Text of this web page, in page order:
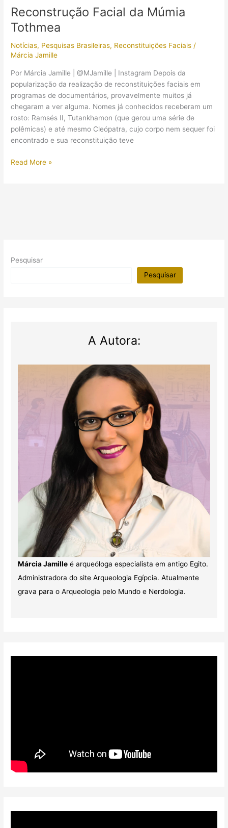
Egípcios,
Volume
(Osíris),
está
nas
bancas
Reconstrução Facial da Múmia
Tothmea
Notícias, Pesquisas Brasileiras, Reconstituições Faciais /
Márcia Jamille
Por Márcia Jamille | @MJamille | Instagram Depois da
popularização da realização de reconstituições faciais em
programas de documentários, provavelmente muitos já
chegaram a ver alguma. Nomes já conhecidos receberam um
rosto: Ramsés II, Tutankhamon (que gerou uma série de
polêmicas) e até mesmo Cleópatra, cujo corpo nem sequer foi
encontrado e sua reconstituição teve
Reconstrução
Read More »
Pesquisar
Pesquisar
A Autora:
Márcia Jamilleé arqueóloga especialista em antigo Egito.
Administradora do site Arqueologia Egípcia. Atualmente
grava para o Arqueologia pelo Mundo e Nerdologia.